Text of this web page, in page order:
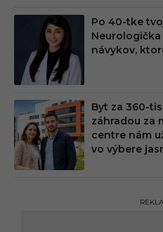
Po 40-tke
návykov,
Byt za 360-
záhradou za
centre nám
vo výbere